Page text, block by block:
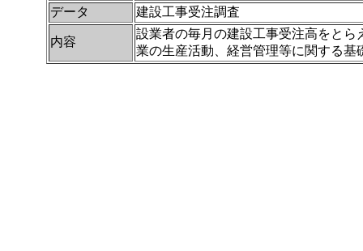
データ
建設工事受注調査
内容
設業者の毎月の建設工事受注高をと
業の生産活動、経営管理等に関する